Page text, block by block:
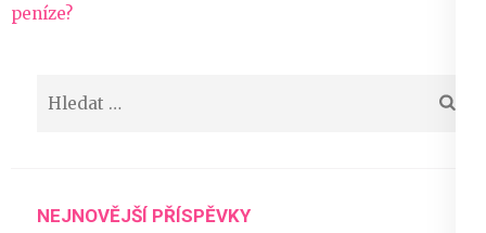
pro
peníze?
NEJNOVĚJŠÍ PŘÍSPĚVKY